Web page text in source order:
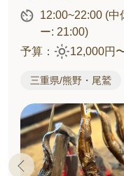
12:00~22:00 (中
ー: 21:00)
予算：
12,000円
三重県/熊野・尾鷲